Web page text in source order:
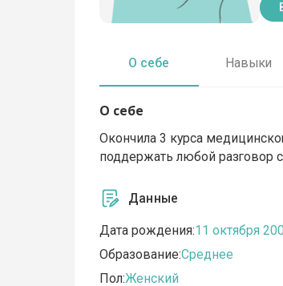
О себе Навыки
О себе
Окончила 3 курса
поддержать любой разговор
Данные
Дата рождения:11 октября
Образование:Среднее
Пол:Женский